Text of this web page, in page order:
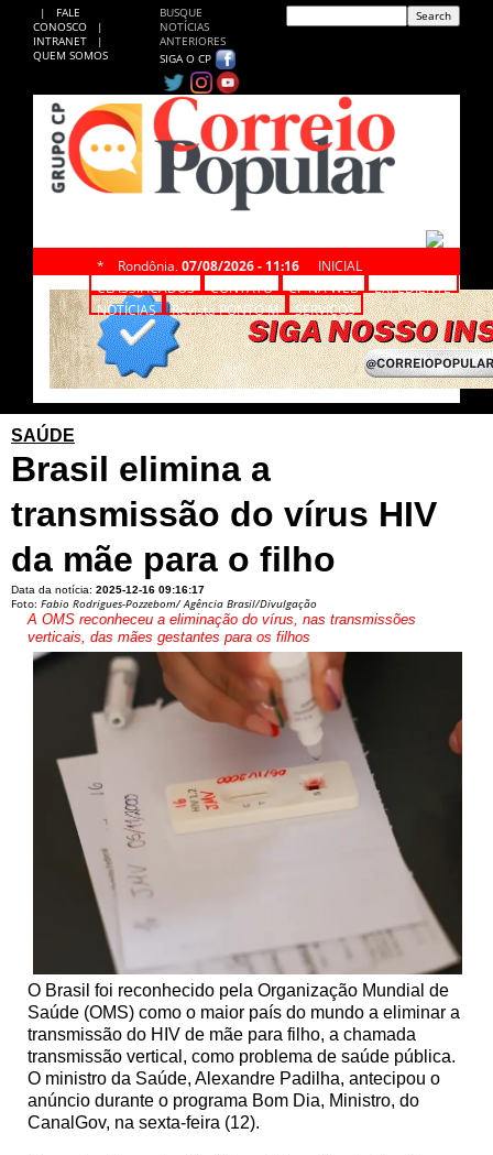
|
FALE
CONOSCO
|
INTRANET
|
QUEM SOMOS
BUSQUE
NOTÍCIAS
ANTERIORES
SIGA O CP
* Rondônia, 07/08/2026 - 11:16
INICIAL
CLASSIFICADOS
CONTATO CP NA WEB
EXPEDIENTE
NOTÍCIAS
Revista PONTO M SERVIÇOS
SAÚDE
Brasil elimina a
transmissão do vírus HIV
da mãe para o filho
Data da notícia: 2025-12-16 09:16:17
Foto: Fabio Rodrigues-Pozzebom/ Agência Brasil/Divulgação
A OMS reconheceu a eliminação do vírus, nas transmissões
verticais, das mães gestantes para os filhos
O Brasil foi reconhecido pela Organização Mundial de
Saúde (OMS) como o maior país do mundo a eliminar a
transmissão do HIV de mãe para filho, a chamada
transmissão vertical, como problema de saúde pública.
O ministro da Saúde, Alexandre Padilha, antecipou o
anúncio durante o programa Bom Dia, Ministro, do
CanalGov, na sexta-feira (12).